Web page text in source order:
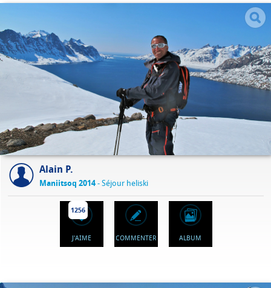
Alain P.
Maniitsoq 2014- Séjour heliski
1256
J'AIME COMMENTER ALBUM